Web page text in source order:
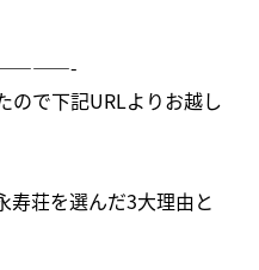
ので下記URLよりお越し
寿荘を選んだ3大理由と